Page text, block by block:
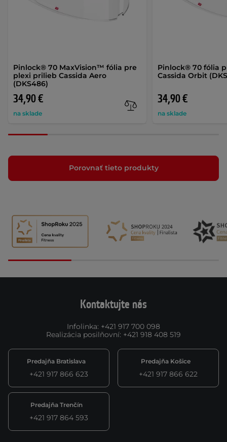
Pinlock® 70 MaxVision™ fólia pre
plexi prilieb Cassida Aero
(DKS486)
34,90 €
na sklade
Pinlock® 70 fólia
Cassida Orbit
34,90 €
na sklade
Porovnať tieto produkty
Kontaktujte nás
Infolinka: +421 917 700 098
Realizácia posilňovní: +421 918 408 519
Predajňa Bratislava
+421 917 866 623
Predajňa Košice
+421 917 866 622
Predajňa Trenčín
+421 917 864 593